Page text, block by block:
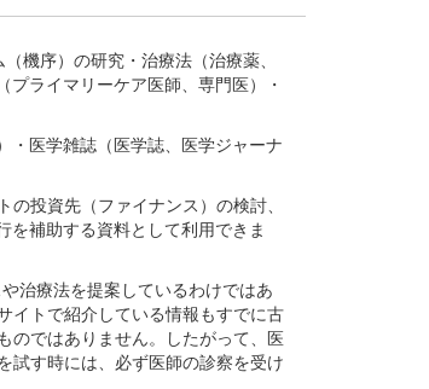
機序）の研究・治療法（治療薬、
ライマリーケア医師、専門医）・
・医学雑誌（医学誌、医学ジャーナ
投資先（ファイナンス）の検討、
補助する資料として利用できま
治療法を提案しているわけではあ
イトで紹介している情報もすでに古
のではありません。したがって、医
試す時には、必ず医師の診察を受け